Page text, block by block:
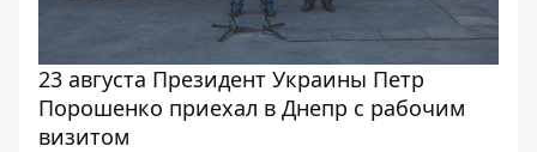
23 августа Президент Украины Петр
Порошенко приехал в Днепр с рабочим
визитом